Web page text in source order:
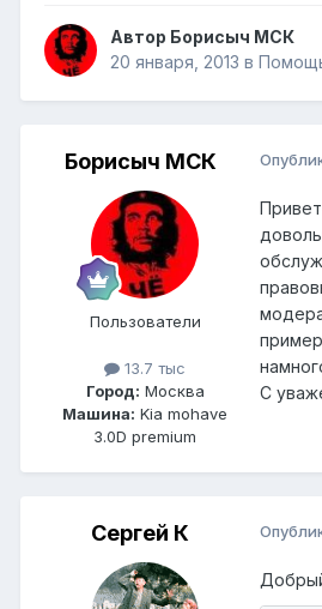
Автор Борисыч МСК
20 января, 2013 в
Борисыч МСК
Пользователи
13.7 тыс
Город: Москва
Машина: Kia mohave
3.0D premium
С
Сергей К